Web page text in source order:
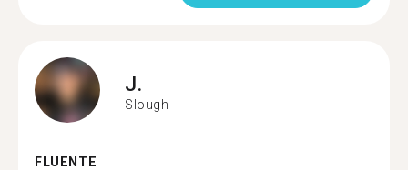
J.
Slough
FLUENTE